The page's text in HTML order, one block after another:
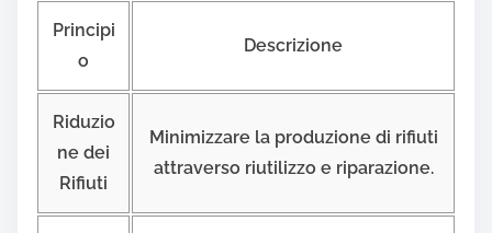
Principi
o
Descrizione
Riduzio
ne dei
Rifiuti
Minimizzare la produzione di rifiuti
attraverso riutilizzo e riparazione.